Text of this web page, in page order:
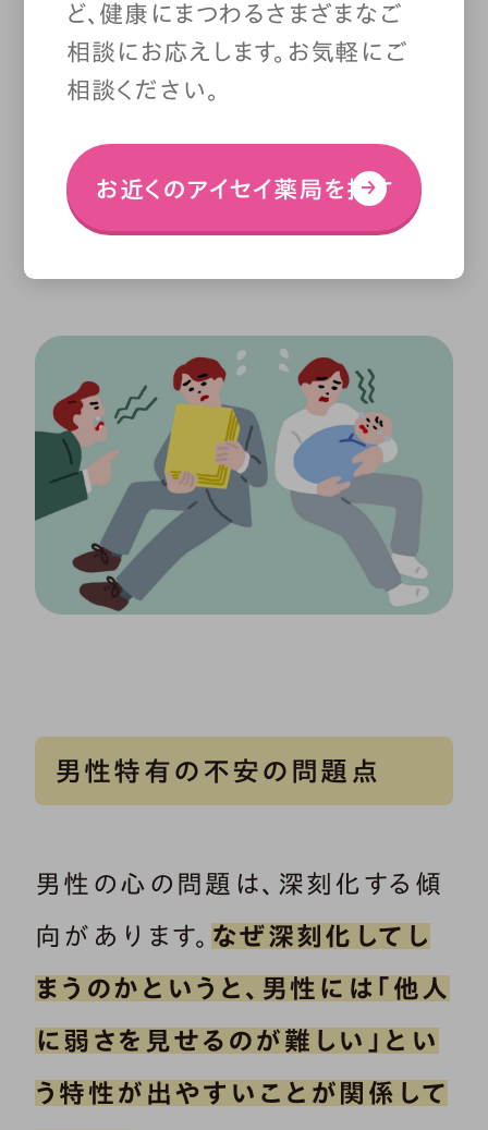
と思い込んでしまっているこ
とです。 自分を追い込んで、
余計に孤立してしまうことも
少なくありません。
男性特有の不安の問題点
男性の心の問題は、深刻化する傾
向があります。 なぜ深刻化してし
まうのかというと、男性には「他人
に弱さを見せるのが難しい」とい
う特性が出やすいことが関係して
ど、健康にまつわるさまざまなご
相談にお応えします。お気軽にご
相談ください。
お近くのアイセイ薬局を探す